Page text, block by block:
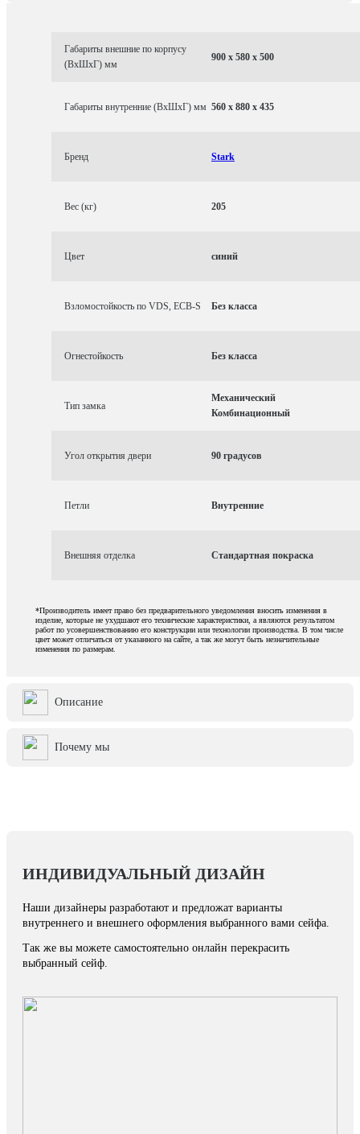
Габариты внешние по корпусу
(ВхШхГ) мм
900 x 580 x 500
Габариты внутренние (ВхШхГ) мм 560 x 880 x 435
Бренд Stark
Вес (кг) 205
Цвет синий
Взломостойкость по VDS, ECB-S Без класса
Огнестойкость Без класса
Тип замка
Механический
Комбинационный
Угол открытия двери 90 градусов
Петли Внутренние
Внешняя отделка Стандартная покраска
*Производитель имеет право без предварительного уведомления вносить изменения в
изделие, которые не ухудшают его технические характеристики, а являются результатом
работ по усовершенствованию его конструкции или технологии производства. В том числе
цвет может отличаться от указанного на сайте, а так же могут быть незначительные
изменения по размерам.
Описание
Почему мы
ИНДИВИДУАЛЬНЫЙ ДИЗАЙН
Наши дизайнеры разработают и предложат варианты
внутреннего и внешнего оформления выбранного вами сейфа.
Так же вы можете самостоятельно онлайн перекрасить
выбранный сейф.